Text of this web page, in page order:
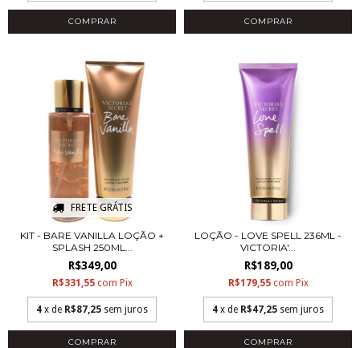
COMPRAR COMPRAR
FRETE GRÁTIS
KIT - BARE VANILLA LOÇÃO +
SPLASH 250ML...
R$349,00
R$331,55 com Pix
4 x de R$87,25 sem juros
COMPRAR
LOÇÃO - LOVE SPELL 236ML -
VICTORIA'...
R$189,00
R$179,55 com Pix
4 x de R$47,25 sem juros
COMPRAR